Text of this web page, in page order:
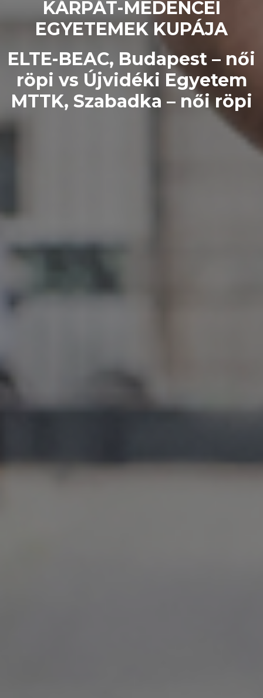
KÁRPÁT-MEDENCEI
EGYETEMEK KUPÁJA
ELTE-BEAC, Budapest – női
röpi vs Újvidéki Egyetem
MTTK, Szabadka – női röpi